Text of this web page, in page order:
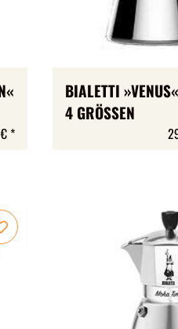
*
BIALETTI
4 GRÖSSEN